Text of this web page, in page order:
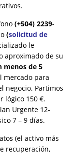
(+504) 2239-
(solicitud de
le
aproximado de su
menos de 5
mercado para
negocio. Partimos
lógico 150 €.
Urgente 12-
7 – 9 días.
(el activo más
recuperación,